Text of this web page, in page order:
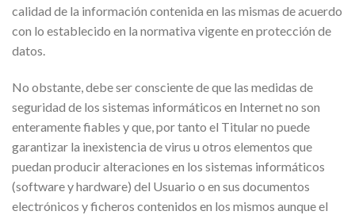
calidad de la información contenida en las mismas de acuerdo
con lo establecido en la normativa vigente en protección de
datos.
No obstante, debe ser consciente de que las medidas de
seguridad de los sistemas informáticos en Internet no son
enteramente fiables y que, por tanto el Titular no puede
garantizar la inexistencia de virus u otros elementos que
puedan producir alteraciones en los sistemas informáticos
(software y hardware) del Usuario o en sus documentos
electrónicos y ficheros contenidos en los mismos aunque el